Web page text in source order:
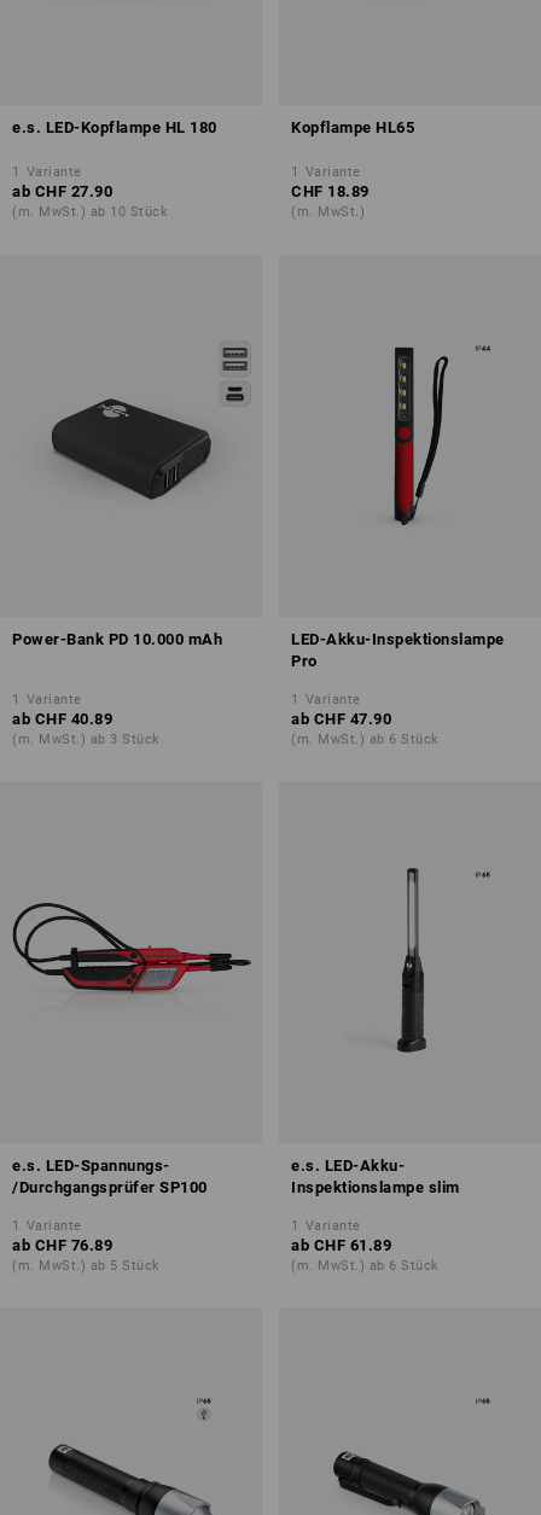
e.s. LED-Kopflampe HL 180
1 Variante
ab CHF 27.90
(m. MwSt.) ab 10 Stück
Kopflampe HL65
1 Variante
CHF 18.89
(m. MwSt.)
Power-Bank PD 10.000 mAh
1 Variante
ab CHF 40.89
(m. MwSt.) ab 3 Stück
LED-Akku-Inspektionslampe
Pro
1 Variante
ab CHF 47.90
(m. MwSt.) ab 6 Stück
e.s. LED-Spannungs-
/Durchgangsprüfer SP100
1 Variante
ab CHF 76.89
(m. MwSt.) ab 5 Stück
e.s. LED-Akku-
Inspektionslampe slim
1 Variante
ab CHF 61.89
(m. MwSt.) ab 6 Stück